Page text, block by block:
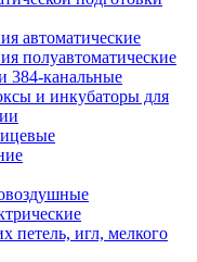
автоматические
полуавтоматические
384-канальные
и инкубаторы для
петель, игл, мелкого